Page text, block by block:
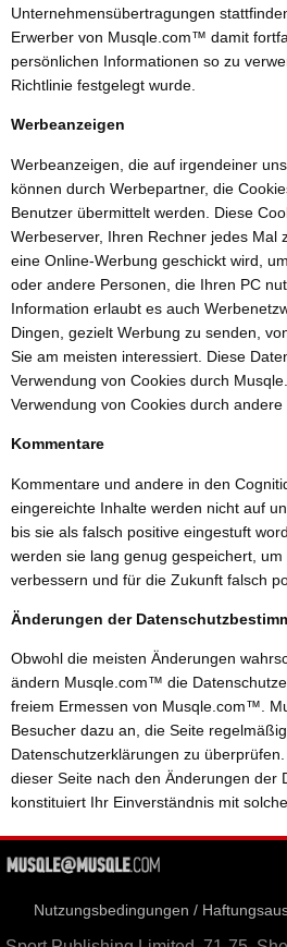
Unternehmensübertragungen
Erwerber von Musqle.com™ damit
persönlichen Informationen so zu
Richtlinie festgelegt wurde.
Werbeanzeigen
Werbeanzeigen, die auf irgendeiner
können durch Werbepartner, die
Benutzer übermittelt werden. Diese
Werbeserver, Ihren Rechner jedes Mal
eine Online-Werbung geschickt wird,
oder andere Personen, die Ihren PC
Information erlaubt es auch
Dingen, gezielt Werbung zu senden,
Sie am meisten interessiert. Diese
Verwendung von Cookies durch
Verwendung von Cookies durch andere
Kommentare
Kommentare und andere in den
eingereichte Inhalte werden nicht auf
bis sie als falsch positive eingestuft
werden sie lang genug gespeichert,
verbessern und für die Zukunft falsch
Änderungen der
Obwohl die meisten Änderungen
ändern Musqle.com™ die
freiem Ermessen von Musqle.com™.
Besucher dazu an, die Seite
Datenschutzerklärungen zu
dieser Seite nach den Änderungen der
konstituiert Ihr Einverständnis mit
Nutzungsbedingungen /